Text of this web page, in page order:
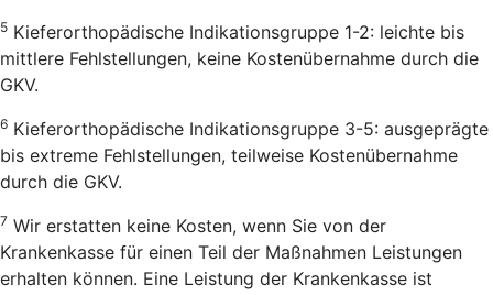
5 Kieferorthopädische Indikationsgruppe 1-2: leichte bis
mittlere Fehlstellungen, keine Kostenübernahme durch die
GKV.
6 Kieferorthopädische Indikationsgruppe 3-5: ausgeprägte
bis extreme Fehlstellungen, teilweise Kostenübernahme
durch die GKV.
7 Wir erstatten keine Kosten, wenn Sie von der
Krankenkasse für einen Teil der Maßnahmen Leistungen
erhalten können. Eine Leistung der Krankenkasse ist